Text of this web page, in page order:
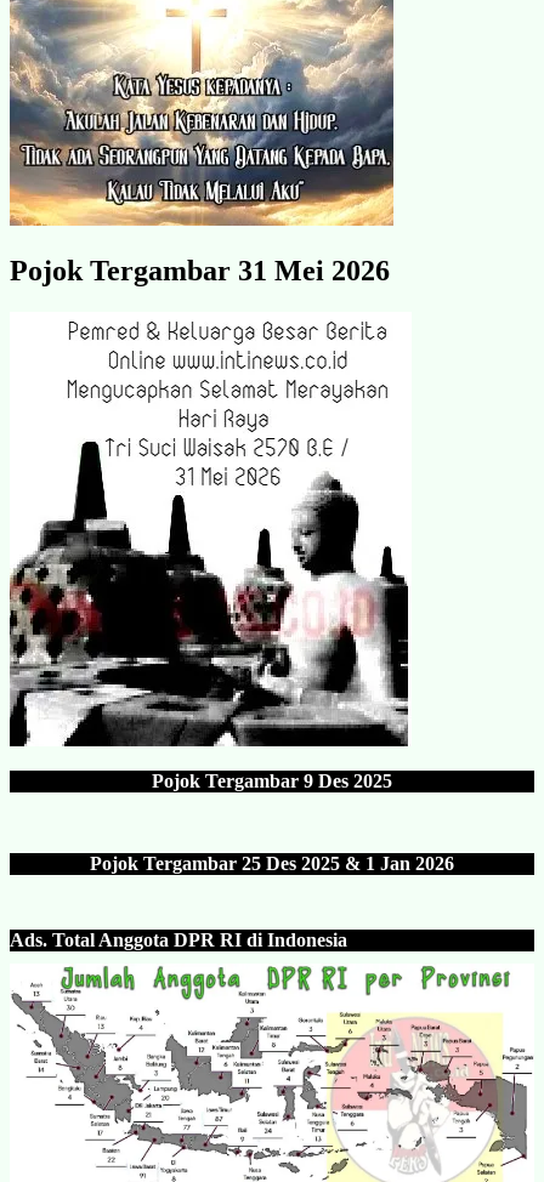
Pojok Tergambar 31 Mei 2026
Pojok Tergambar 9 Des 2025
Pojok Tergambar 25 Des 2025 & 1 Jan 2026
Ads. Total Anggota DPR RI di Indonesia